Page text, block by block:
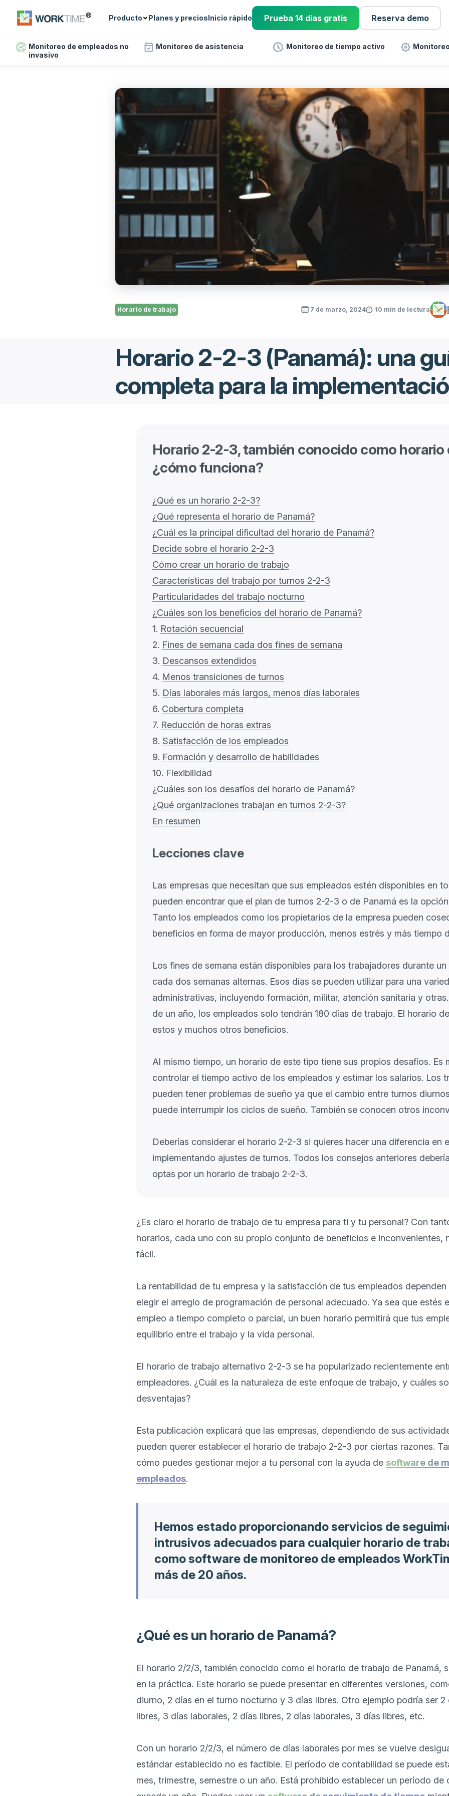
Producto Planes y preciosInicio rápido Prueba 14 días gratis Reserva demo
Monitoreo de empleados no
invasivo
Monitoreo de asistencia Monitoreo de tiempo activo
Horario de trabajo 7 de marzo, 2024 10 min de lectura
Horario 2-2-3 (Panamá): una
completa para la
Horario 2-2-3, también conocido como horario
¿cómo funciona?
¿Qué es un horario 2-2-3?
¿Qué representa el horario de Panamá?
¿Cuál es la principal dificultad del horario de Panamá?
Decide sobre el horario 2-2-3
Cómo crear un horario de trabajo
Características del trabajo por turnos 2-2-3
Particularidades del trabajo nocturno
¿Cuáles son los beneficios del horario de Panamá?
1. Rotación secuencial
2. Fines de semana cada dos fines de semana
3. Descansos extendidos
4. Menos transiciones de turnos
5. Días laborales más largos, menos días laborales
6. Cobertura completa
7. Reducción de horas extras
8. Satisfacción de los empleados
9. Formación y desarrollo de habilidades
10. Flexibilidad
¿Cuáles son los desafíos del horario de Panamá?
¿Qué organizaciones trabajan en turnos 2-2-3?
En resumen
Lecciones clave
Las empresas que necesitan que sus empleados estén disponibles en
pueden encontrar que el plan de turnos 2-2-3 o de Panamá es la
Tanto los empleados como los propietarios de la empresa pueden
beneficios en forma de mayor producción, menos estrés y más tiempo
Los fines de semana están disponibles para los trabajadores durante
cada dos semanas alternas. Esos días se pueden utilizar para una
administrativas, incluyendo formación, militar, atención sanitaria y
de un año, los empleados solo tendrán 180 días de trabajo. El horario
estos y muchos otros beneficios.
Al mismo tiempo, un horario de este tipo tiene sus propios desafíos. Es
controlar el tiempo activo de los empleados y estimar los salarios. Los
pueden tener problemas de sueño ya que el cambio entre turnos
puede interrumpir los ciclos de sueño. También se conocen otros
Deberías considerar el horario 2-2-3 si quieres hacer una diferencia en
implementando ajustes de turnos. Todos los consejos anteriores
¿Es claro el horario de trabajo de tu empresa para ti y tu personal? Con
horarios, cada uno con su propio conjunto de beneficios e inconvenientes,
fácil.
La rentabilidad de tu empresa y la satisfacción de tus empleados
elegir el arreglo de programación de personal adecuado. Ya sea que estés
empleo a tiempo completo o parcial, un buen horario permitirá que tus
equilibrio entre el trabajo y la vida personal.
El horario de trabajo alternativo 2-2-3 se ha popularizado recientemente
empleadores. ¿Cuál es la naturaleza de este enfoque de trabajo, y cuáles
desventajas?
Esta publicación explicará que las empresas, dependiendo de sus
pueden querer establecer el horario de trabajo 2-2-3 por ciertas razones.
cómo puedes gestionar mejor a tu personal con la ayuda de software de
empleados
Hemos estado proporcionando servicios de
intrusivos adecuados para cualquier horario de
como software de monitoreo de empleados
más de 20 años.
¿Qué es un horario de Panamá?
El horario 2/2/3, también conocido como el horario de trabajo de Panamá,
en la práctica. Este horario se puede presentar en diferentes versiones,
diurno, 2 días en el turno nocturno y 3 días libres. Otro ejemplo podría ser 2
libres, 3 días laborales, 2 días libres, 2 días laborales, 3 días libres, etc.
Con un horario 2/2/3, el número de días laborales por mes se vuelve
estándar establecido no es factible. El período de contabilidad se puede
mes, trimestre, semestre o un año. Está prohibido establecer un período de